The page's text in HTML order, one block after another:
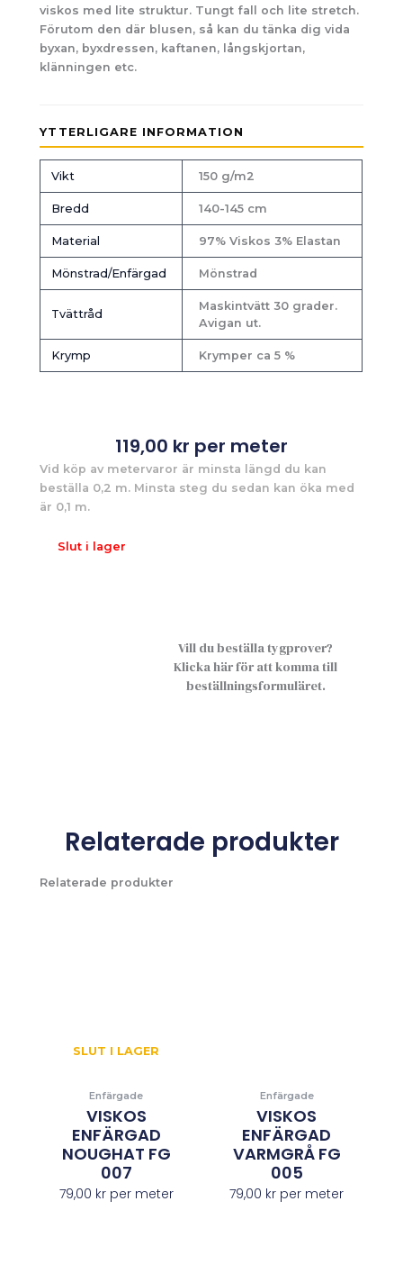
viskos med lite struktur. Tungt fall och lite stretch.
Förutom den där blusen, så kan du tänka dig vida
byxan, byxdressen, kaftanen, långskjortan,
klänningen etc.
YTTERLIGARE INFORMATION
Vikt 150 g/m2
Bredd 140-145 cm
Material 97% Viskos 3% Elastan
Mönstrad/Enfärgad Mönstrad
Tvättråd
Maskintvätt 30 grader.
Avigan ut.
Krymp Krymper ca 5 %
119,00 kr per meter
Vid köp av metervaror är minsta längd du kan
beställa 0,2 m. Minsta steg du sedan kan öka med
är 0,1 m.
Slut i lager
Vill du beställa tygprover?
Klicka här för att komma till
beställningsformuläret.
Relaterade produkter
Relaterade produkter
SLUT I LAGER
Enfärgade
VISKOS
ENFÄRGAD
NOUGHAT FG
007
79,00 krper meter
Enfärgade
VISKOS
ENFÄRGAD
VARMGRÅ FG
005
79,00 kr per meter